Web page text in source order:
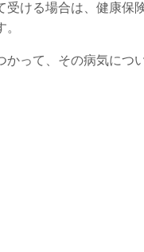
ける場合は、健康保
って、その病気につ